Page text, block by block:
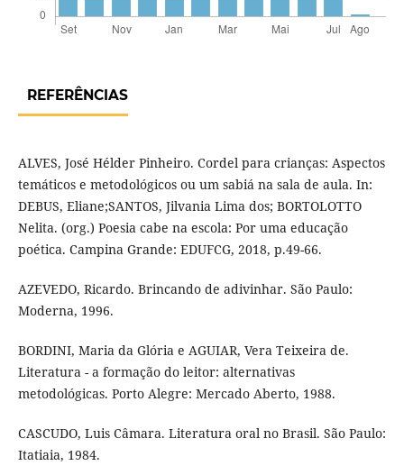
REFERÊNCIAS
ALVES, José Hélder Pinheiro. Cordel para crianças: Aspectos
temáticos e metodológicos ou um sabiá na sala de aula. In:
DEBUS, Eliane;SANTOS, Jilvania Lima dos; BORTOLOTTO
Nelita. (org.) Poesia cabe na escola: Por uma educação
poética. Campina Grande: EDUFCG, 2018, p.49-66.
AZEVEDO, Ricardo. Brincando de adivinhar. São Paulo:
Moderna, 1996.
BORDINI, Maria da Glória e AGUIAR, Vera Teixeira de.
Literatura - a formação do leitor: alternativas
metodológicas. Porto Alegre: Mercado Aberto, 1988.
CASCUDO, Luis Câmara. Literatura oral no Brasil. São Paulo:
Itatiaia, 1984.